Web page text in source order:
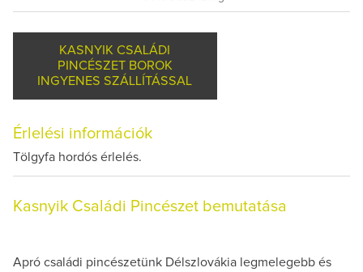
KASNYIK CSALÁDI
PINCÉSZET BOROK
INGYENES SZÁLLÍTÁSSAL
Érlelési információk
Tölgyfa hordós érlelés.
Kasnyik Családi Pincészet bemutatása
Apró családi pincészetünk Délszlovákia legmelegebb és